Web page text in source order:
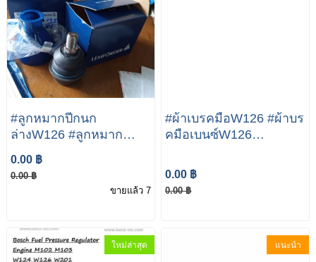
#ลูกหมากปีกนก
ล่างW126 #ลูกหมาก
ปีกนกล่างรถbenz Benz
W126 ยี่ห้อ
Lemforder(นกฮูก) ลูก
500SE
0.00 ฿
0.00 ฿
ขายแล้ว 7
#ผ้าเบรคมือW126 #ผ้าบร
คมือเบนซ์W126
W126 SEL280 SEL500
เบนซ์(benz)1คันรถ×ก้าม
0.00 ฿
0.00 ฿
ใหม่ล่าสุด แนะนำ